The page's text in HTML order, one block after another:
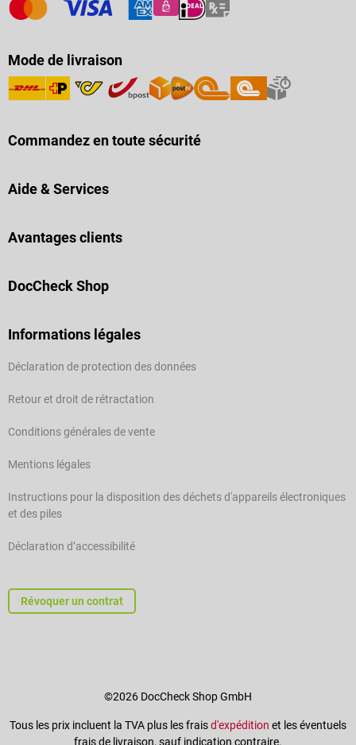
Mode de livraison
Commandez en toute sécurité
Aide & Services
Avantages clients
DocCheck Shop
Informations légales
Déclaration de protection des données
Retour et droit de rétractation
Conditions générales de vente
Mentions légales
Instructions pour la disposition des déchets d'appareils électroniques
et des piles
Déclaration d’accessibilité
Révoquer un contrat
©2026 DocCheck Shop GmbH
Tous les prix incluent la TVA plus les fraisd'expédition et les éventuels
frais de livraison, sauf indication contraire.